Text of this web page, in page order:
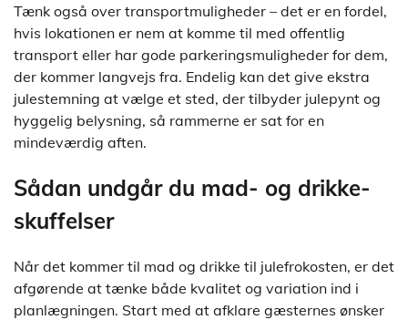
Tænk også over transportmuligheder – det er en fordel,
hvis lokationen er nem at komme til med offentlig
transport eller har gode parkeringsmuligheder for dem,
der kommer langvejs fra. Endelig kan det give ekstra
julestemning at vælge et sted, der tilbyder julepynt og
hyggelig belysning, så rammerne er sat for en
mindeværdig aften.
Sådan undgår du mad- og drikke-
skuffelser
Når det kommer til mad og drikke til julefrokosten, er det
afgørende at tænke både kvalitet og variation ind i
planlægningen. Start med at afklare gæsternes ønsker